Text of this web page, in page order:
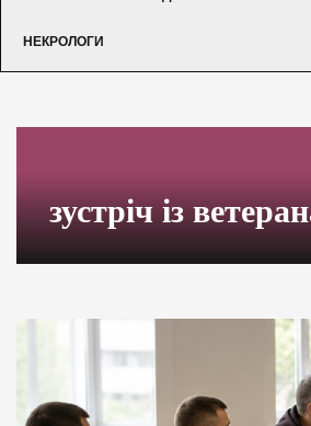
НЕКРОЛОГИ
зустріч із